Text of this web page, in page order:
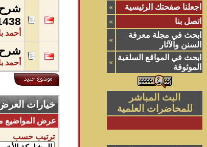
اجعلنا صفحتك الرئيسية
»
اتصل بنا
»
ابحث في مجلة معرفة
السنن والآثار
»
ابحث في المواقع السلفية
الموثوقة
»
البث المباشر
للمحاضرات العلمية
أحمد
شرح
أحمد
خيارات
عرض المواضيع من 1 إلى 4
ترتيب حسب